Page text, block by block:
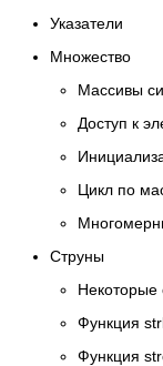
Указатели
Множество
Массивы
Доступ к
Цикл по
Струны
Некоторые
Функция
Функция